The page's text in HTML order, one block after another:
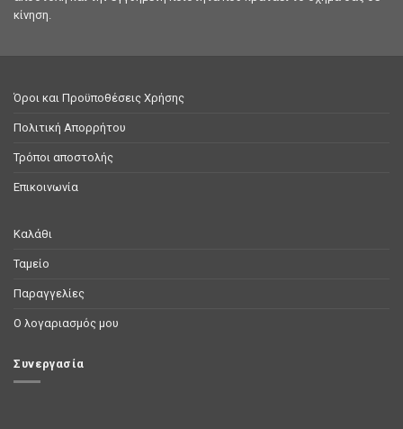
κίνηση.
Όροι και Προϋποθέσεις Χρήσης
Πολιτική Απορρήτου
Τρόποι αποστολής
Επικοινωνία
Καλάθι
Ταμείο
Παραγγελίες
Ο λογαριασμός μου
Συνεργασία